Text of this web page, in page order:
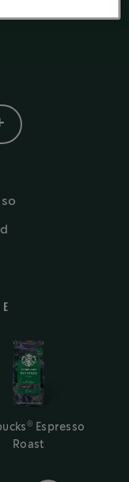
®
Espresso
Roast